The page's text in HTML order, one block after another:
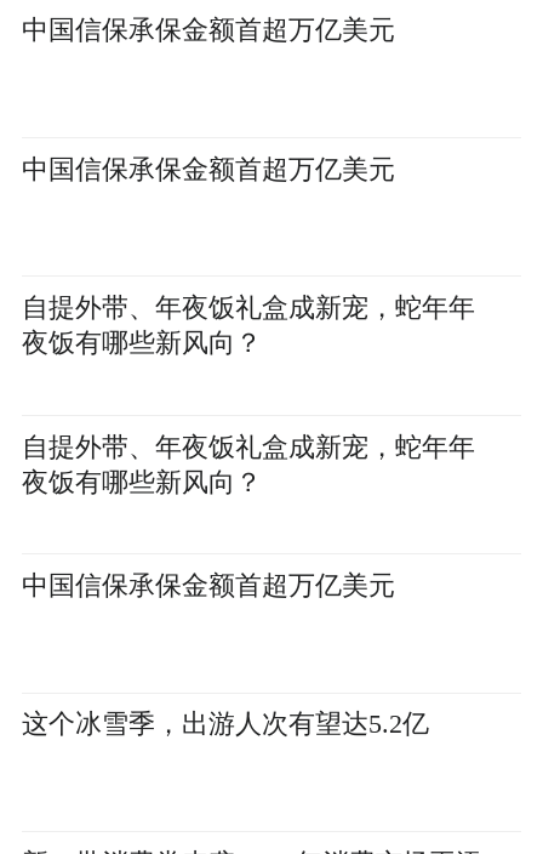
中国信保承保金额首超万亿美元
中国信保承保金额首超万亿美元
自提外带、年夜饭礼盒成新宠，蛇年年
夜饭有哪些新风向？
自提外带、年夜饭礼盒成新宠，蛇年年
夜饭有哪些新风向？
中国信保承保金额首超万亿美元
这个冰雪季，出游人次有望达5.2亿